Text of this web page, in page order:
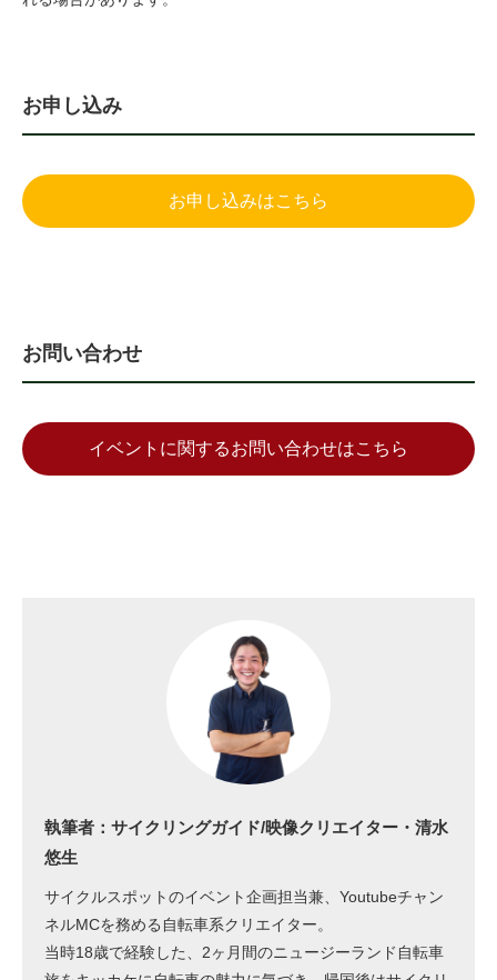
お申し込み
お申し込みはこちら
お問い合わせ
イベントに関するお問い合わせはこちら
執筆者：サイクリングガイド/映像クリエイター・清水
悠生
サイクルスポットのイベント企画担当兼、Youtubeチャン
ネルMCを務める自転車系クリエイター。
当時18歳で経験した、2ヶ月間のニュージーランド自転車